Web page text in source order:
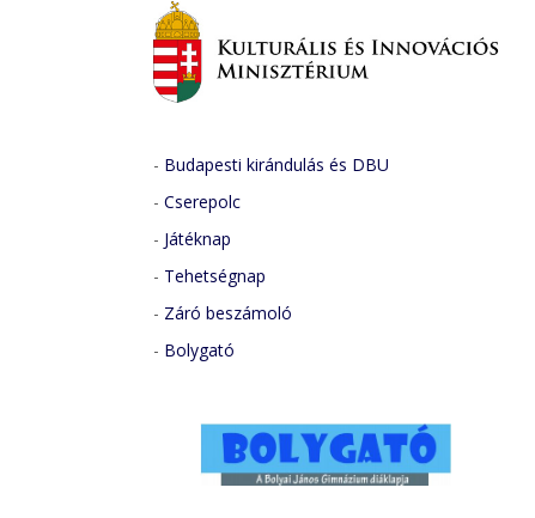
- Budapesti kirándulás és DBU
- Cserepolc
- Játéknap
- Tehetségnap
- Záró beszámoló
- Bolygató